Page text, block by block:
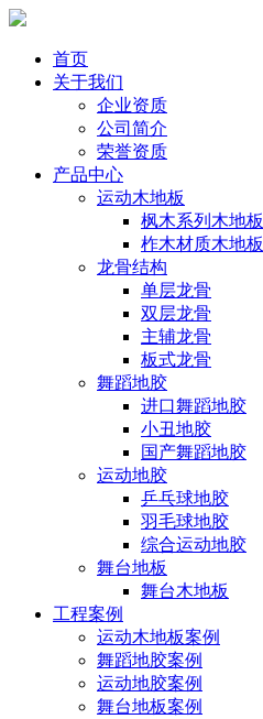
首页
关于我们
企业资质
公司简介
荣誉资质
产品中心
运动木地板
枫木系列木地板
柞木材质木地板
龙骨结构
单层龙骨
双层龙骨
主辅龙骨
板式龙骨
舞蹈地胶
进口舞蹈地胶
小丑地胶
国产舞蹈地胶
运动地胶
乒乓球地胶
羽毛球地胶
综合运动地胶
舞台地板
舞台木地板
工程案例
运动木地板案例
舞蹈地胶案例
运动地胶案例
舞台地板案例